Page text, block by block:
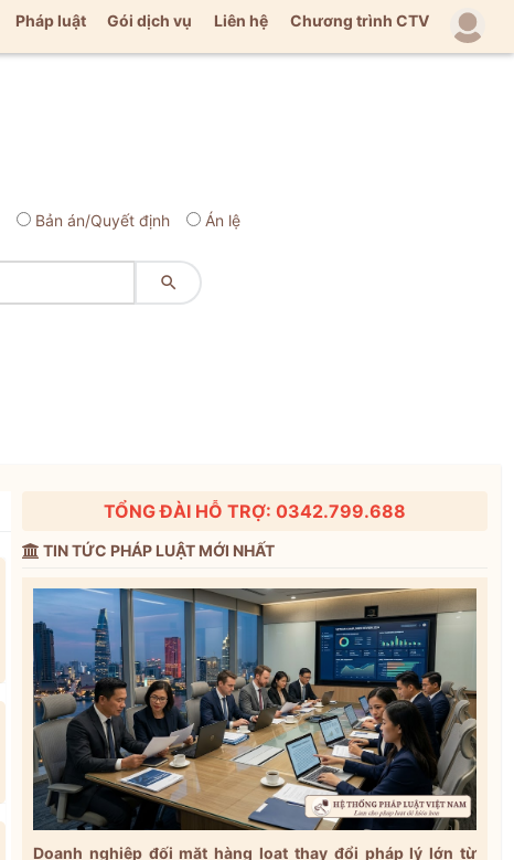
Pháp luật Gói dịch vụ Liên hệ Chương trình CTV
Bản án/Quyết định Án lệ

TỔNG ĐÀI HỖ TRỢ: 0342.799.688
TIN TỨC PHÁP LUẬT MỚI NHẤT
Doanh nghiệp đối mặt hàng loạt thay đổi pháp lý lớn từ